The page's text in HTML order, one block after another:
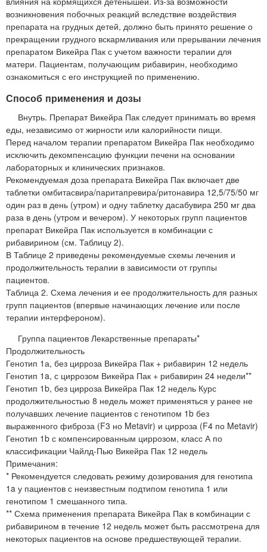
возникновения побочных реакций вследствие воздействия
препарата на грудных детей, должно быть принято решение о
прекращении грудного вскармливания или прерывании лечения
препаратом Викейра Пак с учетом важности терапии для
матери. Пациентам, получающим рибавирин, необходимо
ознакомиться с его инструкцией по применению.
Способ применения и дозы
Внутрь. Препарат Викейра Пак следует принимать во время
еды, независимо от жирности или калорийности пищи.
Перед началом терапии препаратом Викейра Пак необходимо
исключить декомпенсацию функции печени на основании
лабораторных и клинических признаков.
Рекомендуемая доза препарата Викейра Пак включает две
таблетки омбитасвира/паритапревира/ритонавира 12,5/75/50 мг
один раз в день (утром) и одну таблетку дасабувира 250 мг два
раза в день (утром и вечером). У некоторых групп пациентов
препарат Викейра Пак используется в комбинации с
рибавирином (см. Таблицу 2).
В Таблице 2 приведены рекомендуемые схемы лечения и
продолжительность терапии в зависимости от группы
пациентов.
Таблица 2. Схема лечения и ее продолжительность для разных
групп пациентов (впервые начинающих лечение или после
терапии интерфероном).
Группа пациентов Лекарственные препараты*
Продолжительность
Генотип 1а, без цирроза Викейра Пак + рибавирин 12 недель
Генотип 1a, с циррозом Викейра Пак + рибавирин 24 недели**
Генотип 1b, без цирроза Викейра Пак 12 недель Курс
продолжительностью 8 недель может применяться у ранее не
получавших лечение пациентов с генотипом 1b без
выраженного фиброза (F3 но Metavir) и цирроза (F4 по Metavir)
Генотип 1b с компенсированным циррозом, класс А по
классификации Чайлд-Пью Викейра Пак 12 недель
Примечания:
* Рекомендуется следовать режиму дозирования для генотипа
1a у пациентов с неизвестным подтипом генотипа 1 или
генотипом 1 смешанного типа.
** Схема применения препарата Викейра Пак в комбинации с
рибавирином в течение 12 недель может быть рассмотрена для
некоторых пациентов на основе предшествующей терапии.